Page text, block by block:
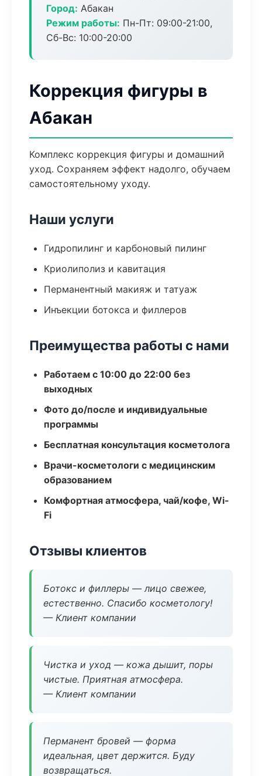
Город: Абакан
Режим работы: Пн-Пт: 09:00-21:00,
Сб-Вс: 10:00-20:00
Коррекция фигуры в
Абакан
Комплекс коррекция фигуры и домашний
уход. Сохраняем эффект надолго, обучаем
самостоятельному уходу.
Наши услуги
Гидропилинг и карбоновый пилинг
Криолиполиз и кавитация
Перманентный макияж и татуаж
Инъекции ботокса и филлеров
Преимущества работы с нами
Работаем с 10:00 до 22:00 без
выходных
Фото до/после и индивидуальные
программы
Бесплатная консультация косметолога
Врачи-косметологи с медицинским
образованием
Комфортная атмосфера, чай/кофе, Wi-
Fi
Отзывы клиентов
Ботокс и филлеры — лицо свежее,
естественно. Спасибо косметологу!
— Клиент компании
Чистка и уход — кожа дышит, поры
чистые. Приятная атмосфера.
— Клиент компании
Перманент бровей — форма
идеальная, цвет держится. Буду
возвращаться.